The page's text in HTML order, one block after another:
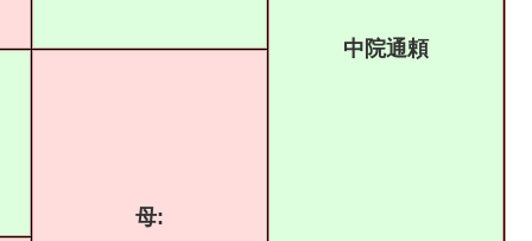
中院通頼
母: